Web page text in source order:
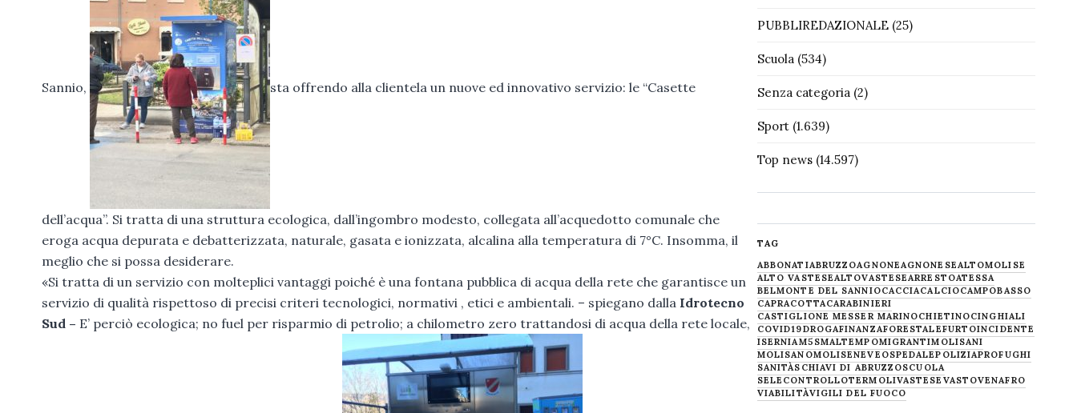
Sannio, sta offrendo alla clientela un nuove ed innovativo servizio: le “Casette
dell’acqua”. Si tratta di una struttura ecologica, dall’ingombro modesto, collegata all’acquedotto comunale che
eroga acqua depurata e debatterizzata, naturale, gasata e ionizzata, alcalina alla temperatura di 7°C. Insomma, il
meglio che si possa desiderare.
«Si tratta di un servizio con molteplici vantaggi poiché è una fontana pubblica di acqua della rete che garantisce un
servizio di qualità rispettoso di precisi criteri tecnologici, normativi , etici e ambientali. – spiegano dalla Idrotecno
Sud – E’ perciò ecologica; no fuel per risparmio di petrolio; a chilometro zero trattandosi di acqua della rete locale,
PUBBLIREDAZIONALE(25)
Scuola(534)
Senza categoria(2)
Sport(1.639)
Top news(14.597)
TAG
ABBONATIABRUZZOAGNONEAGNONESEALTOMOLISE
ALTO VASTESEALTOVASTESEARRESTOATESSA
BELMONTE DEL SANNIOCACCIACALCIOCAMPOBASSO
CAPRACOTTACARABINIERI
CASTIGLIONE MESSER MARINOCHIETINOCINGHIALI
COVID19DROGAFINANZAFORESTALEFURTOINCIDENTE
ISERNIAM5SMALTEMPOMIGRANTIMOLISANI
MOLISANOMOLISENEVE OSPEDALEPOLIZIAPROFUGHI
SANITÀSCHIAVI DI ABRUZZOSCUOLA
SELECONTROLLOTERMOLIVASTESE VASTOVENAFRO
VIABILITÀVIGILI DEL FUOCO